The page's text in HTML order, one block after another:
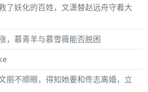
了妖化的百姓，文潇替赵远舟守着大
，慕青羊与慕雪薇能否脱困
丽不顺眼，得知她要和佟志离婚，立